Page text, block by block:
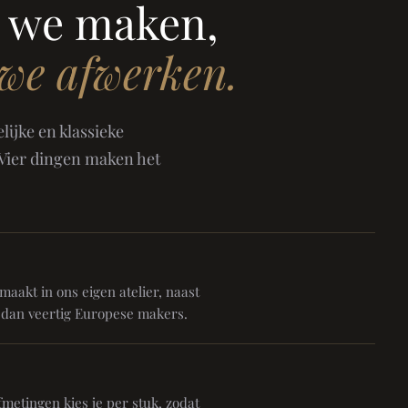
maken,
afwerken.
en klassieke
dingen maken het
in ons eigen atelier, naast
veertig Europese makers.
kies je per stuk, zodat